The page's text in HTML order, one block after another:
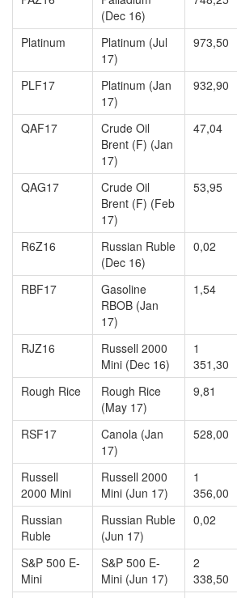
(Dec 16)
Platinum
Platinum (Jul
17)
973,50
PLF17
Platinum (Jan
17)
932,90
QAF17
Crude Oil
Brent (F) (Jan
17)
47,04
QAG17
Crude Oil
Brent (F) (Feb
17)
53,95
R6Z16
Russian Ruble
(Dec 16)
0,02
RBF17
Gasoline
RBOB (Jan
17)
1,54
RJZ16
Russell 2000
Mini (Dec 16)
1
351,30
Rough Rice
Rough Rice
(May 17)
9,81
RSF17
Canola (Jan
17)
528,00
Russell
2000 Mini
Russell 2000
Mini (Jun 17)
1
356,00
Russian
Ruble
Russian Ruble
(Jun 17)
0,02
S&P 500 E-
Mini
S&P 500 E-
Mini (Jun 17)
2
338,50